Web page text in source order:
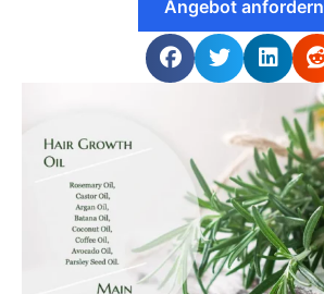
Angebot anfordern